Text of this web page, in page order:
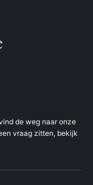
de weg naar onze
vraag zitten, bekijk